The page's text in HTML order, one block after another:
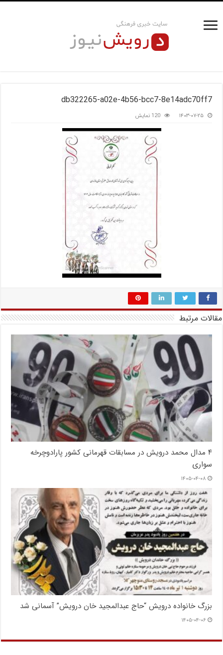
db322265-a02e-4b56-bcc7-8e14adc70ff7
۱۴۰۳-۰۷-۲۵ 120 نمایش
مقالات مرتبط
۴ مدال محمد درویش در مسابقات قهرمانی کشور پارادوچرخه
سواری
۱۴۰۵-۰۴-۰۸
بزرگ خانواده درویش “حاج عبدالمجید خان درویش” آسمانی شد
۱۴۰۵-۰۴-۰۶